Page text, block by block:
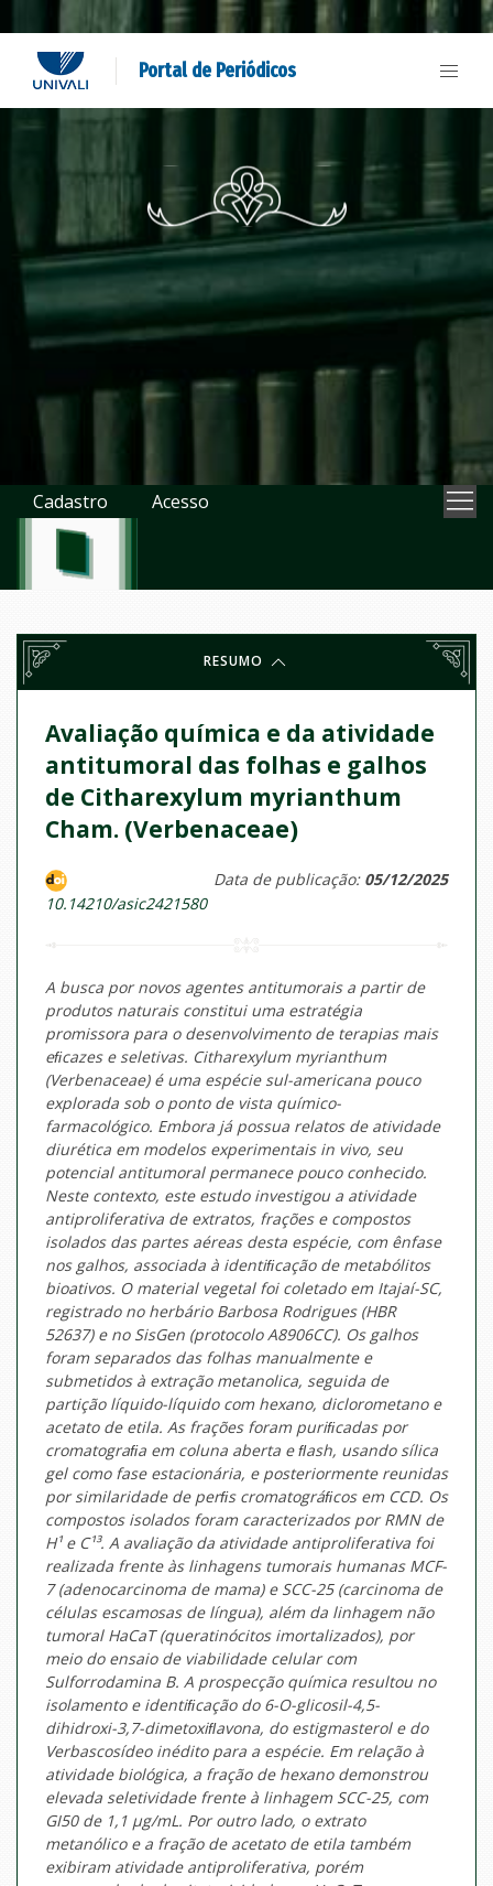
Portal de Periódicos
Cadastro Acesso
RESUMO
Avaliação química e da atividade
antitumoral das folhas e galhos
de Citharexylum myrianthum
Cham. (Verbenaceae)
10.14210/asic2421580
Data de publicação: 05/12/2025
A busca por novos agentes antitumorais a partir de
produtos naturais constitui uma estratégia
promissora para o desenvolvimento de terapias mais
eﬁcazes e seletivas. Citharexylum myrianthum
(Verbenaceae) é uma espécie sul-americana pouco
explorada sob o ponto de vista químico-
farmacológico. Embora já possua relatos de atividade
diurética em modelos experimentais in vivo, seu
potencial antitumoral permanece pouco conhecido.
Neste contexto, este estudo investigou a atividade
antiproliferativa de extratos, frações e compostos
isolados das partes aéreas desta espécie, com ênfase
nos galhos, associada à identiﬁcação de metabólitos
bioativos. O material vegetal foi coletado em Itajaí-SC,
registrado no herbário Barbosa Rodrigues (HBR
52637) e no SisGen (protocolo A8906CC). Os galhos
foram separados das folhas manualmente e
submetidos à extração metanolica, seguida de
partição líquido-líquido com hexano, diclorometano e
acetato de etila. As frações foram puriﬁcadas por
cromatograﬁa em coluna aberta e ﬂash, usando sílica
gel como fase estacionária, e posteriormente reunidas
por similaridade de perﬁs cromatográﬁcos em CCD. Os
compostos isolados foram caracterizados por RMN de
H¹ e C¹³. A avaliação da atividade antiproliferativa foi
realizada frente às linhagens tumorais humanas MCF-
7 (adenocarcinoma de mama) e SCC-25 (carcinoma de
células escamosas de língua), além da linhagem não
tumoral HaCaT (queratinócitos imortalizados), por
meio do ensaio de viabilidade celular com
Sulforrodamina B. A prospecção química resultou no
isolamento e identiﬁcação do 6-O-glicosil-4,5-
dihidroxi-3,7-dimetoxiﬂavona, do estigmasterol e do
Verbascosídeo inédito para a espécie. Em relação à
atividade biológica, a fração de hexano demonstrou
elevada seletividade frente à linhagem SCC-25, com
GI50 de 1,1 μg/mL. Por outro lado, o extrato
metanólico e a fração de acetato de etila também
exibiram atividade antiproliferativa, porém